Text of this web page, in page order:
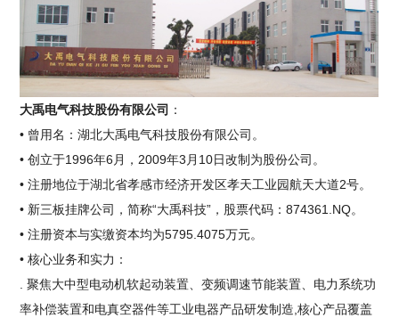
大禹电气科技股份有限公司 ：
• 曾用名：湖北大禹电气科技股份有限公司。
• 创立于1996年6月，2009年3月10日改制为股份公司。
• 注册地位于湖北省孝感市经济开发区孝天工业园航天大道2号。
• 新三板挂牌公司，简称“大禹科技”，股票代码：874361.NQ。
• 注册资本与实缴资本均为5795.4075万元。
• 核心业务和实力：
. 聚焦大中型电动机软起动装置、变频调速节能装置、电力系统功
率补偿装置和电真空器件等工业电器产品研发制造,核心产品覆盖